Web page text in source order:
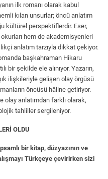
ilk romanı olarak kabul
kılan unsurlar; öncü anlatım
kültürel perspektiflerdir. Eser,
hem de akademisyenleri
anlatım tarzıyla dikkat çekiyor.
başkahraman Hikaru
bir şekilde ele alınıyor. Yazarın,
ilişkileriyle gelişen olay örgüsü
öncüsü hâline getiriyor.
olay anlatımdan farklı olarak,
tahliller sergileniyor.
OLDU
bir kitap, düzyazının ve
Türkçeye çevirirken sizi